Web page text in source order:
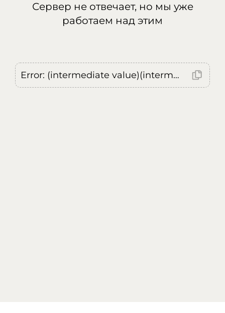
Сервер не отвечает, но мы уже
работаем над этим
Error: (intermediate value)(intermediate value)(intermediate value).replaceAll is not a function